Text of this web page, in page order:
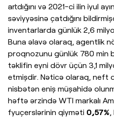
artdığını və 2021-ci ilin iyul
səviyyəsinə çatdığını
inventarlarda günlük 2,6
Buna əlavə olaraq, agentlik
proqnozunu günlük 780 min
təklifin eyni dövr üçün 3,1
etmişdir. Nəticə olaraq, neft
nisbətən eniş müşahidə
həftə ərzində WTI markalı
fyuçerslərinin qiyməti 0,57%